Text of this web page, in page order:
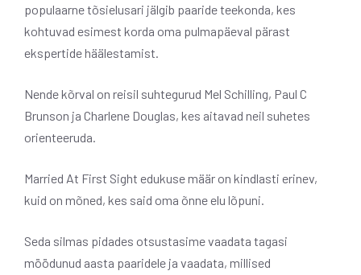
populaarne tõsielusari jälgib paaride teekonda, kes
kohtuvad esimest korda oma pulmapäeval pärast
ekspertide häälestamist.
Nende kõrval on reisil suhtegurud Mel Schilling, Paul C
Brunson ja Charlene Douglas, kes aitavad neil suhetes
orienteeruda.
Married At First Sight edukuse määr on kindlasti erinev,
kuid on mõned, kes said oma õnne elu lõpuni.
Seda silmas pidades otsustasime vaadata tagasi
möödunud aasta paaridele ja vaadata, millised